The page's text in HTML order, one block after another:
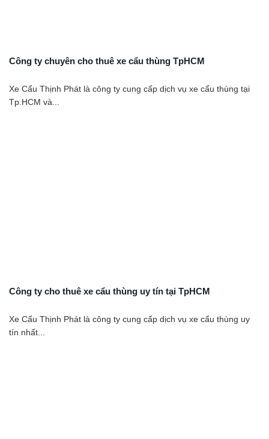
Công ty chuyên cho thuê xe cẩu thùng TpHCM
Xe Cẩu Thịnh Phát là công ty cung cấp dịch vụ xe cẩu thùng tại
Tp.HCM và...
Công ty cho thuê xe cẩu thùng uy tín tại TpHCM
Xe Cẩu Thịnh Phát là công ty cung cấp dịch vụ xe cẩu thùng uy
tín nhất...